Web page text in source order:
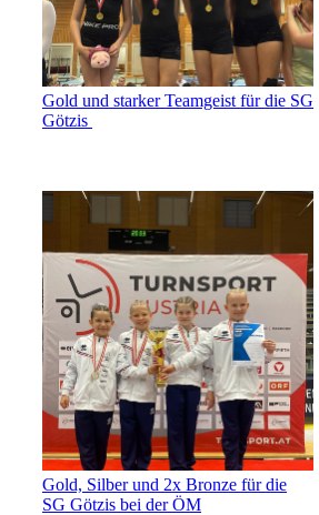
Gold und starker Teamgeist für die SG
Götzis
Gold, Silber und 2x Bronze für die
SG Götzis bei der ÖM